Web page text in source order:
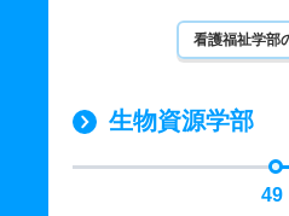
看護福祉学部
生物資源学部
49